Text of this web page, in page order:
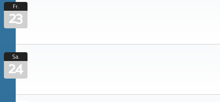
Fr.
23
Sa.
24